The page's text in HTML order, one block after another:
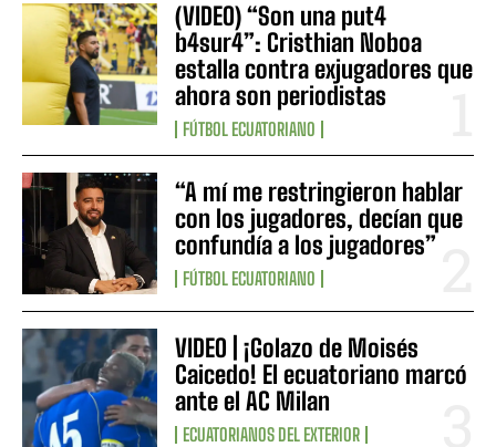
(VIDEO) “Son una put4
b4sur4”: Cristhian Noboa
estalla contra exjugadores que
ahora son periodistas
FÚTBOL ECUATORIANO
“A mí me restringieron hablar
con los jugadores, decían que
confundía a los jugadores”
FÚTBOL ECUATORIANO
VIDEO | ¡Golazo de Moisés
Caicedo! El ecuatoriano marcó
ante el AC Milan
ECUATORIANOS DEL EXTERIOR